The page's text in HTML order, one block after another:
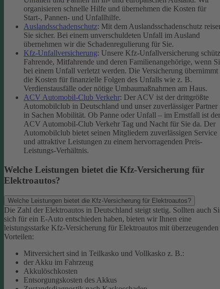
organisieren schnelle Hilfe und übernehmen die Kosten für
Start-, Pannen- und Unfallhilfe.
Auslandsschadenschutz: Mit dem Auslandsschadenschutz
Sie sicher. Bei einem unverschuldeten Unfall im Ausland
übernehmen wir die Schadenregulierung für Sie.
Kfz-Unfallversicherung: Unsere Kfz-Unfallversicherung
Fahrende, Mitfahrende und deren Familienangehörige, wenn
bei einem Unfall verletzt werden. Die Versicherung übernimmt
die Kosten für finanzielle Folgen des Unfalls wie z. B.
Verdienstausfälle oder nötige Umbaumaßnahmen am Haus.
ACV Automobil-Club Verkehr: Der ACV ist der drittgrößte
Automobilclub in Deutschland und unser zuverlässiger Partner
in Sachen Mobilität. Ob Panne oder Unfall – im Ernstfall ist der
ACV Automobil-Club Verkehr Tag und Nacht für Sie da. Der
Automobilclub bietet seinen Mitgliedern zuverlässigen Service
und attraktive Leistungen zu einem hervorragenden Preis-
Leistungs-Verhältnis.
Welche Leistungen bietet die Kfz-Versicherung für
Elektroautos?
Welche Leistungen bietet die Kfz-Versicherung für Elektroautos?
Die Zahl der Elektroautos in Deutschland steigt stetig. Sollten auch
sich für ein E-Auto entschieden haben, bieten wir Ihnen eine
leistungsstarke Kfz-Versicherung für Elektroautos mit überzeugenden
Vorteilen:
Mitversichert sind in Teilkasko und Vollkasko z. B.:
der Akku im Fahrzeug
Akkulöschkosten
Entsorgungskosten des Akkus